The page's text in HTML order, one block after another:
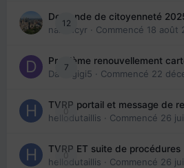
12
Demande de citoyenneté
nanancyr · Commencé 18 août
7
Problème renouvellement
Davidgigi5 · Commencé 22
0
TVRP portail et message de
hellodutaillis · Commencé 26
0
TVRP ET suite de procédures
hellodutaillis · Commencé 26